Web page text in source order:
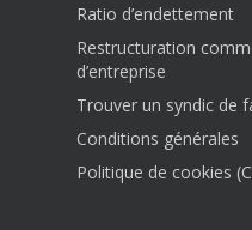
Ratio d’endettement
Restructuration
d’entreprise
Trouver un syndic de
Conditions générales
Politique de cookies